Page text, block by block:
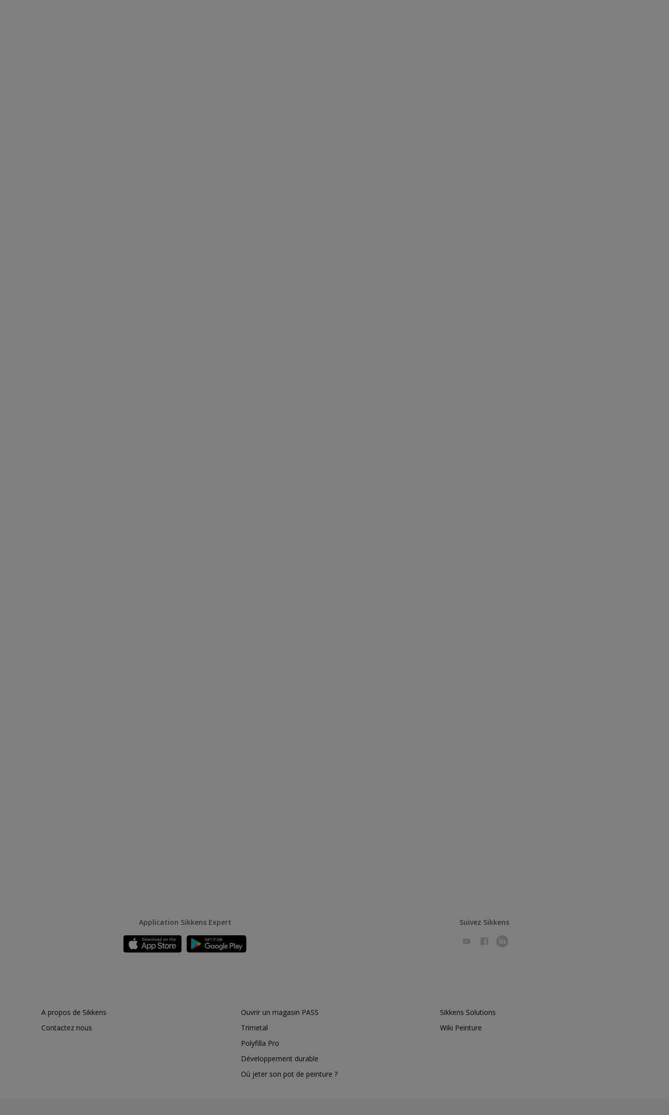
Application Sikkens Expert Suivez Sikkens
A propos de Sikkens
Contactez nous
Ouvrir un magasin PASS
Trimetal
Polyfilla Pro
Développement durable
Où jeter son pot de peinture ?
Sikkens Solutions
Wiki Peinture